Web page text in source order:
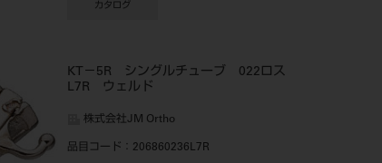
カタログ
KT－5R シングルチューブ 022ロス
L7R ウェルド
株式会社JM Ortho
品目コード ：206860236L7R